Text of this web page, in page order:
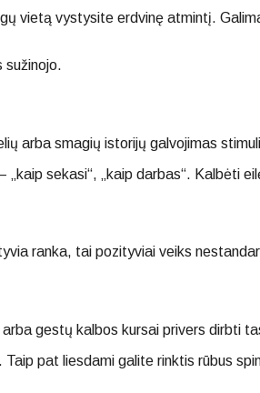
vietą vystysite erdvinę atmintį.
sužinojo.
arba smagių istorijų galvojimas
sekasi“, „kaip darbas“. Kalbėti
ranka, tai pozityviai veiks
gestų kalbos kursai privers dirbti
pat liesdami galite rinktis rūbus